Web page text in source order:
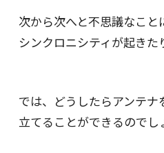
次から次へと不思議なこと
シンクロニシティが起きた
では、どうしたらアンテナ
立てることができるのでし